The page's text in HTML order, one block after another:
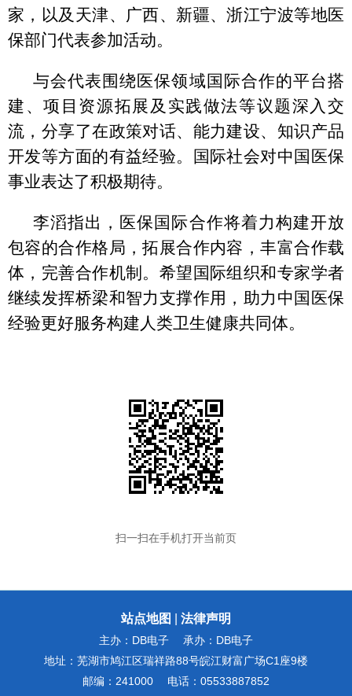
家，以及天津、广西、新疆、浙江宁波等地医
保部门代表参加活动。
与会代表围绕医保领域国际合作的平台搭
建、项目资源拓展及实践做法等议题深入交
流，分享了在政策对话、能力建设、知识产品
开发等方面的有益经验。国际社会对中国医保
事业表达了积极期待。
李滔指出，医保国际合作将着力构建开放
包容的合作格局，拓展合作内容，丰富合作载
体，完善合作机制。希望国际组织和专家学者
继续发挥桥梁和智力支撑作用，助力中国医保
经验更好服务构建人类卫生健康共同体。
扫一扫在手机打开当前页
站点地图 法律声明
主办：DB电子
承办：DB电子
地址：芜湖市鸠江区瑞祥路88号皖江财富广场C1座9楼
邮编：241000
电话：05533887852